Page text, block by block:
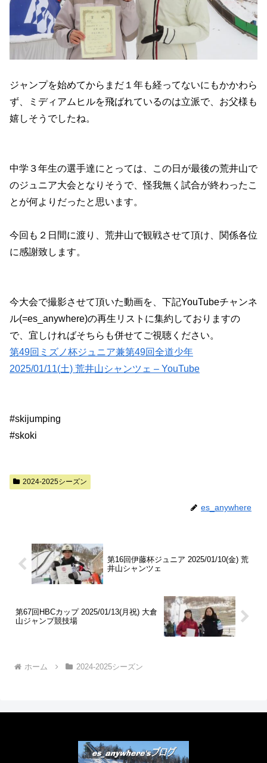
ジャンプを始めてからまだ１年も経ってないにもかかわら
ず、ミディアムヒルを飛ばれているのは立派で、お父様も
嬉しそうでしたね。
中学３年生の選手達にとっては、この日が最後の荒井山で
のジュニア大会となりそうで、怪我無く試合が終わったこ
とが何よりだったと思います。
今回も２日間に渡り、荒井山で観戦させて頂け、関係各位
に感謝致します。
今大会で撮影させて頂いた動画を、下記YouTubeチャンネ
ル(=es_anywhere)の再生リストに集約しておりますの
で、宜しければそちらも併せてご視聴ください。
第49回ミズノ杯ジュニア兼第49回全道少年
2025/01/11(土) 荒井山シャンツェ – YouTube
#skijumping
#skoki
2024-2025シーズン
es_anywhere
第16回伊藤杯ジュニア 2025/01/10(金) 荒
井山シャンツェ
第67回HBCカップ 2025/01/13(月祝) 大倉
山ジャンプ競技場
ホーム 2024-2025シーズン